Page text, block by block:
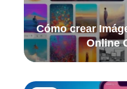
Cómo crear
Online